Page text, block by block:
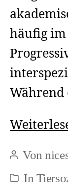
häufig
Während
Von
Kategorien
In